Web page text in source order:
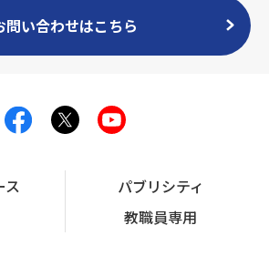
問い合わせはこちら
ス
パブリシティ
教職員専用